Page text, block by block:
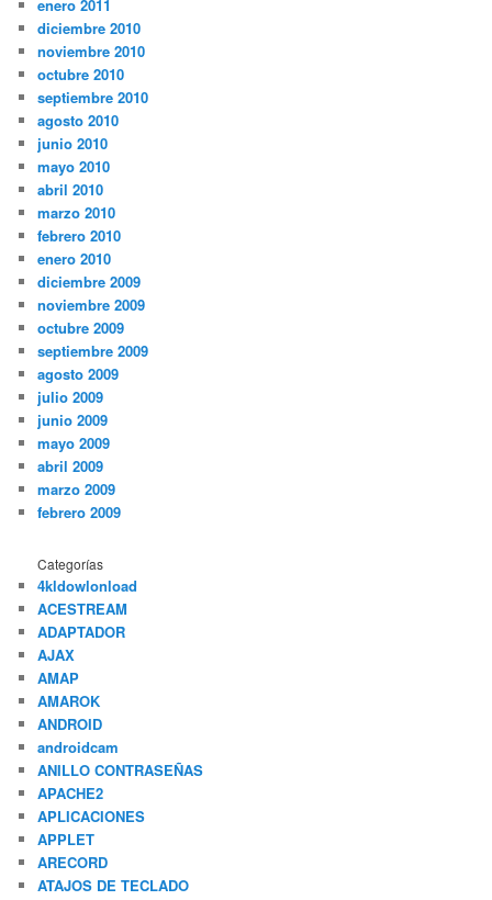
enero 2011
diciembre 2010
noviembre 2010
octubre 2010
septiembre 2010
agosto 2010
junio 2010
mayo 2010
abril 2010
marzo 2010
febrero 2010
enero 2010
diciembre 2009
noviembre 2009
octubre 2009
septiembre 2009
agosto 2009
julio 2009
junio 2009
mayo 2009
abril 2009
marzo 2009
febrero 2009
Categorías
4kldowlonload
ACESTREAM
ADAPTADOR
AJAX
AMAP
AMAROK
ANDROID
androidcam
ANILLO CONTRASEÑAS
APACHE2
APLICACIONES
APPLET
ARECORD
ATAJOS DE TECLADO